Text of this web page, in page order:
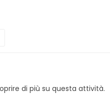
di più su questa attività.